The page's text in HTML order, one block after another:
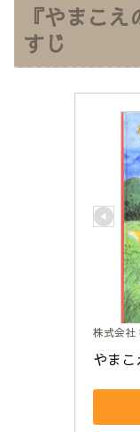
『やまこ
すじ
株式会社
やま